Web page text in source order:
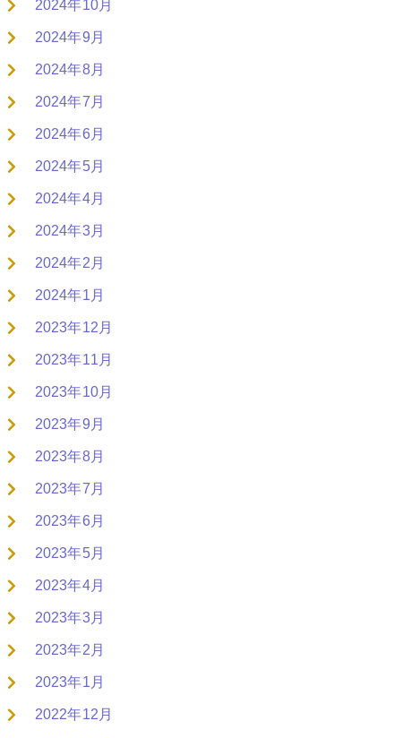
2024年10月
2024年9月
2024年8月
2024年7月
2024年6月
2024年5月
2024年4月
2024年3月
2024年2月
2024年1月
2023年12月
2023年11月
2023年10月
2023年9月
2023年8月
2023年7月
2023年6月
2023年5月
2023年4月
2023年3月
2023年2月
2023年1月
2022年12月